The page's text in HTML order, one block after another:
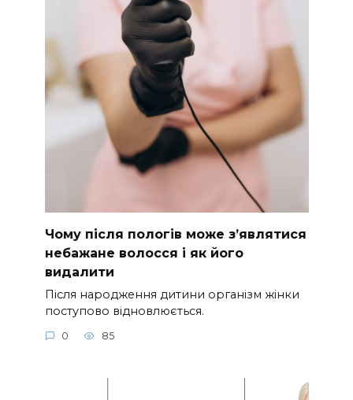
Чому після пологів може з’являтися
небажане волосся і як його
видалити
Після народження дитини організм жінки
поступово відновлюється.
0 85